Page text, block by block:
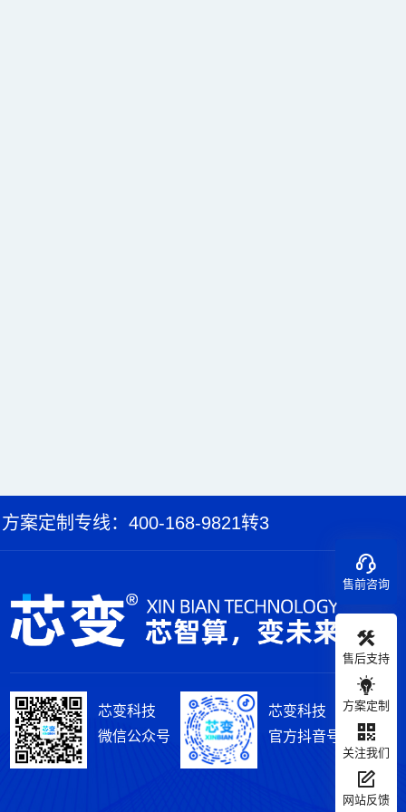
方案定制专线：400-168-9821转3
芯变科技
微信公众号
芯变科技
官方抖音号
售前咨询
售后支持
方案定制
关注我们
网站反馈